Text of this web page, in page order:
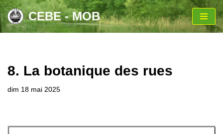
Aller
CEBE - MOB
8. La botanique des rues
dim 18 mai 2025